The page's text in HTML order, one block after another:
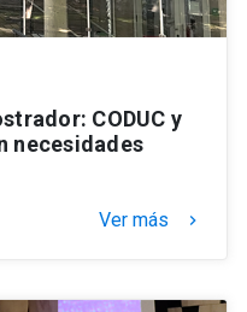
CODUC y
necesidades
Ver más keyboard_arrow_right